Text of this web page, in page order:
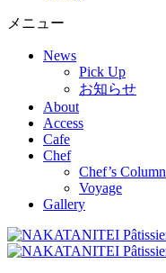
メニュー
News
Pick Up
お知らせ
About
Access
Cafe
Chef
Chef’s Column
Voyage
Gallery